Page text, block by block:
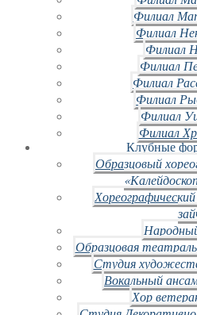
Филиал
Филиал
Филиал
Филиал
Филиал
Филиал
Филиал
Филиал
Клубные
Образцовый
Образцовая
Студия
Вокальный
Хор